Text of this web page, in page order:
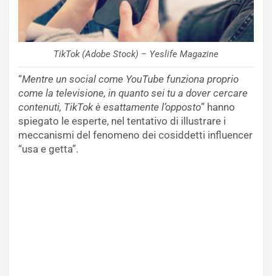
TikTok (Adobe Stock) – Yeslife Magazine
“Mentre un social come YouTube funziona proprio
come la televisione, in quanto sei tu a dover cercare
contenuti, TikTok è esattamente l’opposto” hanno
spiegato le esperte, nel tentativo di illustrare i
meccanismi del fenomeno dei cosiddetti influencer
“usa e getta”.